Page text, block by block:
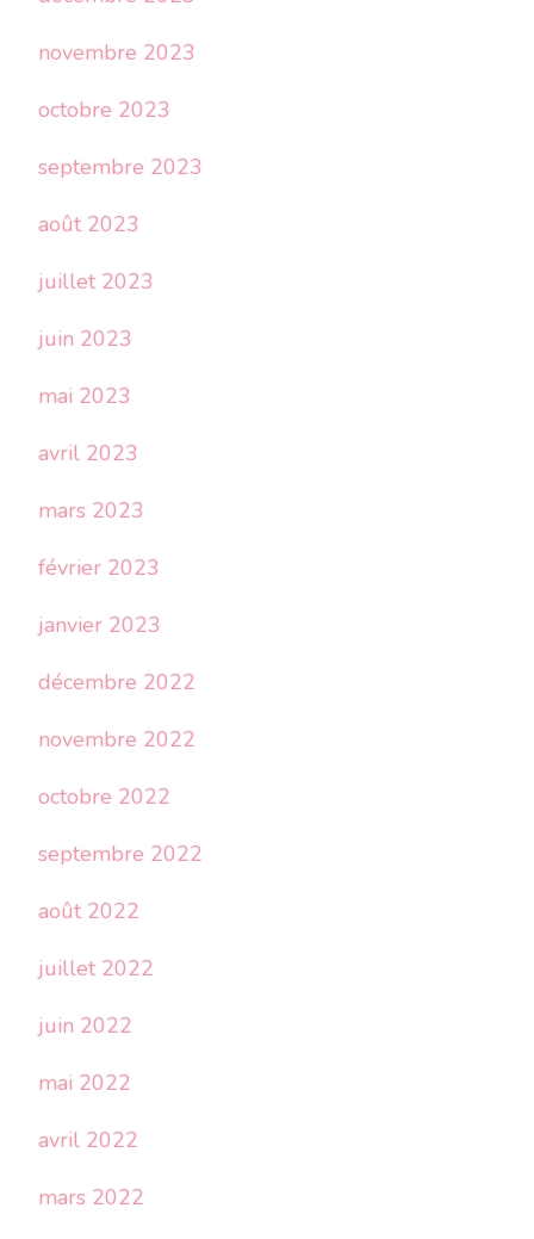
novembre 2023
octobre 2023
septembre 2023
août 2023
juillet 2023
juin 2023
mai 2023
avril 2023
mars 2023
février 2023
janvier 2023
décembre 2022
novembre 2022
octobre 2022
septembre 2022
août 2022
juillet 2022
juin 2022
mai 2022
avril 2022
mars 2022